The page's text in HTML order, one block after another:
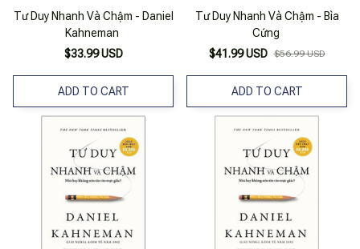
Tư Duy Nhanh Và Chậm - Daniel
Kahneman
$33.99 USD
ADD TO CART
Tư Duy Nhanh Và Chậm - Bìa
Cứng
$41.99 USD $56.99 USD
ADD TO CART